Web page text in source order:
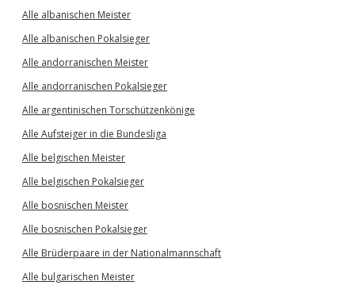
Alle albanischen Meister
Alle albanischen Pokalsieger
Alle andorranischen Meister
Alle andorranischen Pokalsieger
Alle argentinischen Torschützenkönige
Alle Aufsteiger in die Bundesliga
Alle belgischen Meister
Alle belgischen Pokalsieger
Alle bosnischen Meister
Alle bosnischen Pokalsieger
Alle Brüderpaare in der Nationalmannschaft
Alle bulgarischen Meister